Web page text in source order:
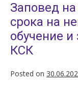
Заповед
срока на
обучение
КСК
Posted on